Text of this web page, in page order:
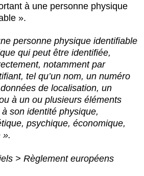
à une personne physique
».
personne physique identifiable
qui peut être identifiée,
notamment par
tel qu’un nom, un numéro
de localisation, un
à un ou plusieurs éléments
son identité physique,
psychique, économique,
».
> Règlement européens